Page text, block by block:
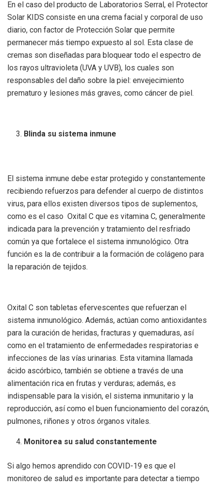
En el caso del producto de Laboratorios Serral, el Protector
Solar KIDS consiste en una crema facial y corporal de uso
diario, con factor de Protección Solar que permite
permanecer más tiempo expuesto al sol. Esta clase de
cremas son diseñadas para bloquear todo el espectro de
los rayos ultravioleta (UVA y UVB), los cuales son
responsables del daño sobre la piel: envejecimiento
prematuro y lesiones más graves, como cáncer de piel.
Blinda su sistema inmune
El sistema inmune debe estar protegido y constantemente
recibiendo refuerzos para defender al cuerpo de distintos
virus, para ellos existen diversos tipos de suplementos,
como es el caso Oxital C que es vitamina C, generalmente
indicada para la prevención y tratamiento del resfriado
común ya que fortalece el sistema inmunológico. Otra
función es la de contribuir a la formación de colágeno para
la reparación de tejidos.
Oxital C son tabletas efervescentes que refuerzan el
sistema inmunológico. Además, actúan como antioxidantes
para la curación de heridas, fracturas y quemaduras, así
como en el tratamiento de enfermedades respiratorias e
infecciones de las vías urinarias. Esta vitamina llamada
ácido ascórbico, también se obtiene a través de una
alimentación rica en frutas y verduras; además, es
indispensable para la visión, el sistema inmunitario y la
reproducción, así como el buen funcionamiento del corazón,
pulmones, riñones y otros órganos vitales.
Monitorea su salud constantemente
Si algo hemos aprendido con COVID-19 es que el
monitoreo de salud es importante para detectar a tiempo